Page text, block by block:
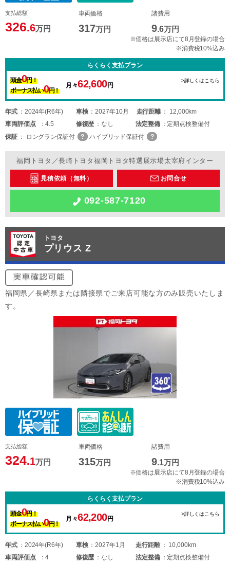
支払総額
326.6万円
車両価格
317万円
諸費用
9.6万円
※価格は展示店にて8月登録の場合
※消費税10%込み
らくらく支払プラン
頭金0円！
ボーナス払い0円！
月々62,600円
>詳しくはこちら
年式 2024年(R6年) 車検 2027年10月 走行距離
12,000km
車両評価点 4.5 修復歴 なし 法定整備
定期点検整備付
保証
ロングラン保証付 ハイブリッド保証付
福岡トヨタ／長崎トヨタ福岡トヨタ特選展示場太宰府インター
見積依頼（無料） お問合せ
092-587-7120
トヨタ
プリウス Z
福岡県／長崎県または隣接県でご来店可能な方のみ販売いたしま
す。
支払総額
324.1万円
車両価格
315万円
諸費用
9.1万円
※価格は展示店にて8月登録の場合
※消費税10%込み
らくらく支払プラン
頭金0円！
ボーナス払い0円！
月々62,200円
>詳しくはこちら
年式 2024年(R6年) 車検 2027年1月 走行距離
10,000km
車両評価点 4 修復歴 なし 法定整備
定期点検整備付